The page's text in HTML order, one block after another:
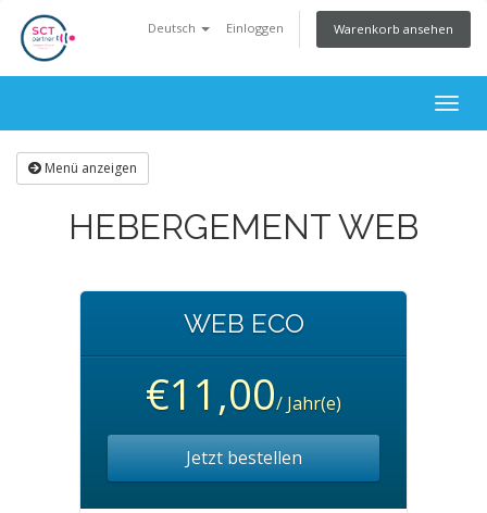
Deutsch Einloggen Warenkorb ansehen
Menü anzeigen
HEBERGEMENT WEB
WEB ECO
€11,00/ Jahr(e)
Jetzt bestellen